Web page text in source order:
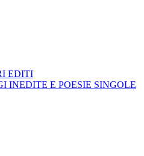
EDITI
INEDITE E POESIE SINGOLE